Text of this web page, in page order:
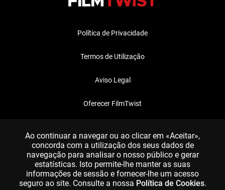
Política de Privacidade
Termos de Utilização
Aviso Legal
Oferecer FilmTwist
Ao continuar a navegar ou ao clicar em «Aceitar»,
concorda com a utilização dos seus dados de
navegação para analisar o nosso público e gerar
estatísticas. Isto permite-lhe manter as suas
informações de sessão e fornecer-lhe um acesso
seguro ao site. Consulte a nossa Política de Cookies.